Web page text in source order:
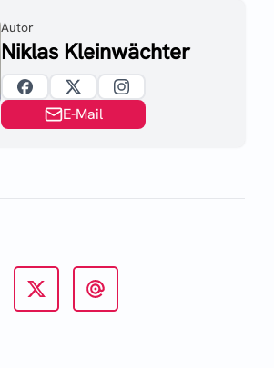
Autor
Niklas Kleinwächter
E-Mail